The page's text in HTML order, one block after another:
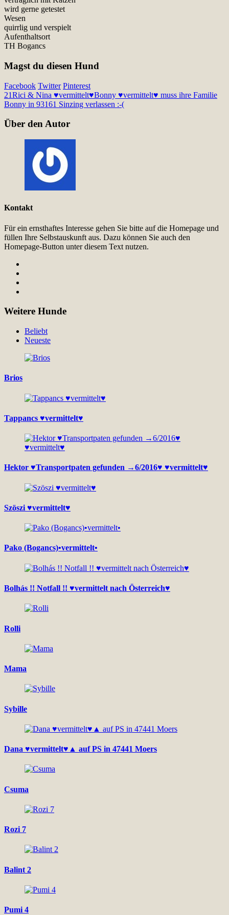
wird gerne getestet
Wesen
quirrlig und verspielt
Aufenthaltsort
TH Bogancs
Magst du diesen Hund
Facebook Twitter Pinterest
21Rici & Nina ♥vermittelt♥Bonny ♥vermittelt♥ muss ihre Familie
Bonny in 93161 Sinzing verlassen :-(
Über den Autor
Kontakt
Für ein ernsthaftes Interesse gehen Sie bitte auf die Homepage und
füllen Ihre Selbstauskunft aus. Dazu können Sie auch den
Homepage-Button unter diesem Text nutzen.
Weitere Hunde
Beliebt
Neueste
Brios
Tappancs ♥vermittelt♥
Hektor ♥Transportpaten gefunden →6/2016♥ ♥vermittelt♥
Szöszi ♥vermittelt♥
Pako (Bogancs)•vermittelt•
Bolhás !! Notfall !! ♥vermittelt nach Österreich♥
Rolli
Mama
Sybille
Dana ♥vermittelt♥▲ auf PS in 47441 Moers
Csuma
Rozi 7
Balint 2
Pumi 4